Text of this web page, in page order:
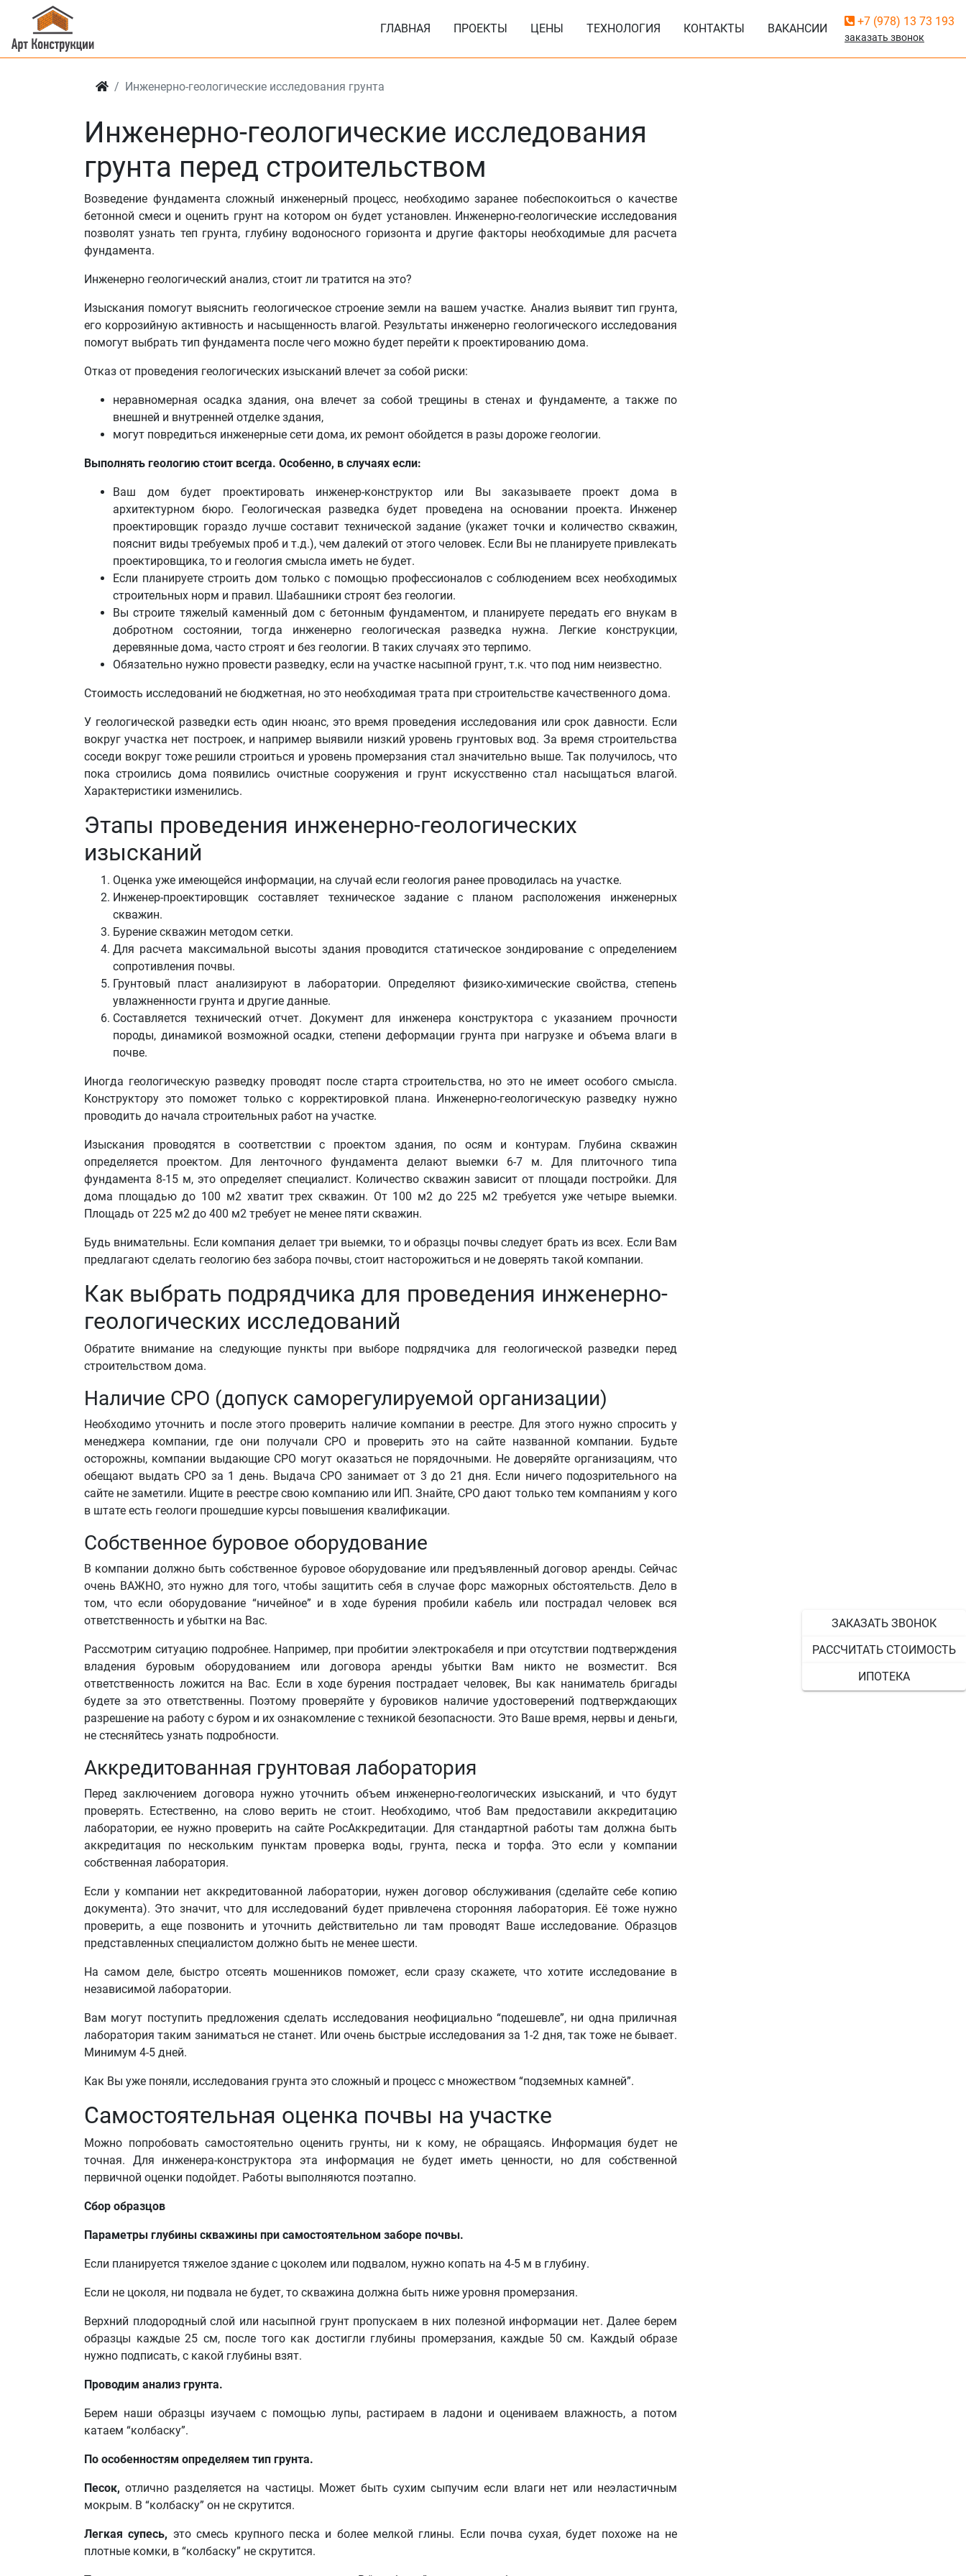
ГЛАВНАЯ ПРОЕКТЫ ЦЕНЫ ТЕХНОЛОГИЯ КОНТАКТЫ ВАКАНСИИ
+7 (978) 13 73 193
заказать звонок
Инженерно-геологические исследования грунта
Инженерно-геологические исследования
грунта перед строительством
Возведение фундамента сложный инженерный процесс, необходимо заранее побеспокоиться о качестве
бетонной смеси и оценить грунт на котором он будет установлен. Инженерно-геологические исследования
позволят узнать теп грунта, глубину водоносного горизонта и другие факторы необходимые для расчета
фундамента.
Инженерно геологический анализ, стоит ли тратится на это?
Изыскания помогут выяснить геологическое строение земли на вашем участке. Анализ выявит тип грунта,
его коррозийную активность и насыщенность влагой. Результаты инженерно геологического исследования
помогут выбрать тип фундамента после чего можно будет перейти к проектированию дома.
Отказ от проведения геологических изысканий влечет за собой риски:
неравномерная осадка здания, она влечет за собой трещины в стенах и фундаменте, а также по
внешней и внутренней отделке здания,
могут повредиться инженерные сети дома, их ремонт обойдется в разы дороже геологии.
Выполнять геологию стоит всегда. Особенно, в случаях если:
Ваш дом будет проектировать инженер-конструктор или Вы заказываете проект дома в
архитектурном бюро. Геологическая разведка будет проведена на основании проекта. Инженер
проектировщик гораздо лучше составит технической задание (укажет точки и количество скважин,
пояснит виды требуемых проб и т.д.), чем далекий от этого человек. Если Вы не планируете привлекать
проектировщика, то и геология смысла иметь не будет.
Если планируете строить дом только с помощью профессионалов с соблюдением всех необходимых
строительных норм и правил. Шабашники строят без геологии.
Вы строите тяжелый каменный дом с бетонным фундаментом, и планируете передать его внукам в
добротном состоянии, тогда инженерно геологическая разведка нужна. Легкие конструкции,
деревянные дома, часто строят и без геологии. В таких случаях это терпимо.
Обязательно нужно провести разведку, если на участке насыпной грунт, т.к. что под ним неизвестно.
Стоимость исследований не бюджетная, но это необходимая трата при строительстве качественного дома.
У геологической разведки есть один нюанс, это время проведения исследования или срок давности. Если
вокруг участка нет построек, и например выявили низкий уровень грунтовых вод. За время строительства
соседи вокруг тоже решили строиться и уровень промерзания стал значительно выше. Так получилось, что
пока строились дома появились очистные сооружения и грунт искусственно стал насыщаться влагой.
Характеристики изменились.
Этапы проведения инженерно-геологических
изысканий
Оценка уже имеющейся информации, на случай если геология ранее проводилась на участке.
Инженер-проектировщик составляет техническое задание с планом расположения инженерных
скважин.
Бурение скважин методом сетки.
Для расчета максимальной высоты здания проводится статическое зондирование с определением
сопротивления почвы.
Грунтовый пласт анализируют в лаборатории. Определяют физико-химические свойства, степень
увлажненности грунта и другие данные.
Составляется технический отчет. Документ для инженера конструктора с указанием прочности
породы, динамикой возможной осадки, степени деформации грунта при нагрузке и объема влаги в
почве.
Иногда геологическую разведку проводят после старта строительства, но это не имеет особого смысла.
Конструктору это поможет только с корректировкой плана. Инженерно-геологическую разведку нужно
проводить до начала строительных работ на участке.
Изыскания проводятся в соответствии с проектом здания, по осям и контурам. Глубина скважин
определяется проектом. Для ленточного фундамента делают выемки 6-7 м. Для плиточного типа
фундамента 8-15 м, это определяет специалист. Количество скважин зависит от площади постройки. Для
дома площадью до 100 м2 хватит трех скважин. От 100 м2 до 225 м2 требуется уже четыре выемки.
Площадь от 225 м2 до 400 м2 требует не менее пяти скважин.
Будь внимательны. Если компания делает три выемки, то и образцы почвы следует брать из всех. Если Вам
предлагают сделать геологию без забора почвы, стоит насторожиться и не доверять такой компании.
Как выбрать подрядчика для проведения инженерно-
геологических исследований
Обратите внимание на следующие пункты при выборе подрядчика для геологической разведки перед
строительством дома.
Наличие СРО (допуск саморегулируемой организации)
Необходимо уточнить и после этого проверить наличие компании в реестре. Для этого нужно спросить у
менеджера компании, где они получали СРО и проверить это на сайте названной компании. Будьте
осторожны, компании выдающие СРО могут оказаться не порядочными. Не доверяйте организациям, что
обещают выдать СРО за 1 день. Выдача СРО занимает от 3 до 21 дня. Если ничего подозрительного на
сайте не заметили. Ищите в реестре свою компанию или ИП. Знайте, СРО дают только тем компаниям у кого
в штате есть геологи прошедшие курсы повышения квалификации.
Собственное буровое оборудование
В компании должно быть собственное буровое оборудование или предъявленный договор аренды. Сейчас
очень ВАЖНО, это нужно для того, чтобы защитить себя в случае форс мажорных обстоятельств. Дело в
том, что если оборудование “ничейное” и в ходе бурения пробили кабель или пострадал человек вся
ответственность и убытки на Вас.
Рассмотрим ситуацию подробнее. Например, при пробитии электрокабеля и при отсутствии подтверждения
владения буровым оборудованием или договора аренды убытки Вам никто не возместит. Вся
ответственность ложится на Вас. Если в ходе бурения пострадает человек, Вы как наниматель бригады
будете за это ответственны. Поэтому проверяйте у буровиков наличие удостоверений подтверждающих
разрешение на работу с буром и их ознакомление с техникой безопасности. Это Ваше время, нервы и деньги,
не стесняйтесь узнать подробности.
Аккредитованная грунтовая лаборатория
Перед заключением договора нужно уточнить объем инженерно-геологических изысканий, и что будут
проверять. Естественно, на слово верить не стоит. Необходимо, чтоб Вам предоставили аккредитацию
лаборатории, ее нужно проверить на сайте РосАккредитации. Для стандартной работы там должна быть
аккредитация по нескольким пунктам проверка воды, грунта, песка и торфа. Это если у компании
собственная лаборатория.
Если у компании нет аккредитованной лаборатории, нужен договор обслуживания (сделайте себе копию
документа). Это значит, что для исследований будет привлечена сторонняя лаборатория. Её тоже нужно
проверить, а еще позвонить и уточнить действительно ли там проводят Ваше исследование. Образцов
представленных специалистом должно быть не менее шести.
На самом деле, быстро отсеять мошенников поможет, если сразу скажете, что хотите исследование в
независимой лаборатории.
Вам могут поступить предложения сделать исследования неофициально “подешевле”, ни одна приличная
лаборатория таким заниматься не станет. Или очень быстрые исследования за 1-2 дня, так тоже не бывает.
Минимум 4-5 дней.
Как Вы уже поняли, исследования грунта это сложный и процесс с множеством “подземных камней”.
Самостоятельная оценка почвы на участке
Можно попробовать самостоятельно оценить грунты, ни к кому, не обращаясь. Информация будет не
точная. Для инженера-конструктора эта информация не будет иметь ценности, но для собственной
первичной оценки подойдет. Работы выполняются поэтапно.
Сбор образцов
Параметры глубины скважины при самостоятельном заборе почвы.
Если планируется тяжелое здание с цоколем или подвалом, нужно копать на 4-5 м в глубину.
Если не цоколя, ни подвала не будет, то скважина должна быть ниже уровня промерзания.
Верхний плодородный слой или насыпной грунт пропускаем в них полезной информации нет. Далее берем
образцы каждые 25 см, после того как достигли глубины промерзания, каждые 50 см. Каждый образе
нужно подписать, с какой глубины взят.
Проводим анализ грунта.
Берем наши образцы изучаем с помощью лупы, растираем в ладони и оцениваем влажность, а потом
катаем “колбаску”.
По особенностям определяем тип грунта.
Песок,отлично разделяется на частицы. Может быть сухим сыпучим если влаги нет или неэластичным
мокрым. В “колбаску” он не скрутится.
Легкая супесь, это смесь крупного песка и более мелкой глины. Если почва сухая, будет похоже на не
плотные комки, в “колбаску” не скрутится.
ЗАКАЗАТЬ ЗВОНОК
РАССЧИТАТЬ СТОИМОСТЬ
ИПОТЕКА